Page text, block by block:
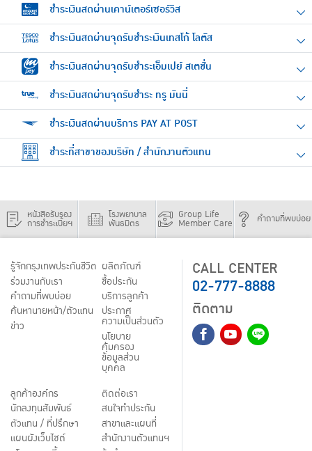
ชำระเงินสดผ่านเคาน์เตอร์เซอร์วิส
ชำระเงินสดผ่านจุดรับชำระเงินเทสโก้ โลตัส
ชำระเงินสดผ่านจุดรับชำระเอ็มเปย์ สเตชั่น
ชำระเงินสดผ่านจุดรับชำระ ทรู มันนี่
ชำระเงินสดผ่านบริการ PAY AT POST
ชำระที่สาขาของบริษัท / สำนักงานตัวแทน
หนังสือรับรอง
การชำระเบี้ยฯ
โรงพยาบาล
พันธมิตร
Group Life
Member Care คำถามที่พบบ่อย
รู้จักกรุงเทพประกันชีวิต
ร่วมงานกับเรา
คำถามที่พบบ่อย
ค้นหานายหน้า/ตัวแทน
ข่าว
ผลิตภัณฑ์
ชื้อประกัน
บริการลูกค้า
ประกาศ
ความเป็นส่วนตัว
นโยบาย
คุ้มครอง
ข้อมูลส่วน
บุคคล
ลูกค้าองค์กร
นักลงทุนสัมพันธ์
ตัวแทน / ที่ปรึกษา
แผนผังเว็บไซต์
ติดต่อเรา
สนใจทำประกัน
สาขาและแผนที่
สำนักงานตัวแทนฯ
CALL CENTER
02-777-8888
ติดตาม